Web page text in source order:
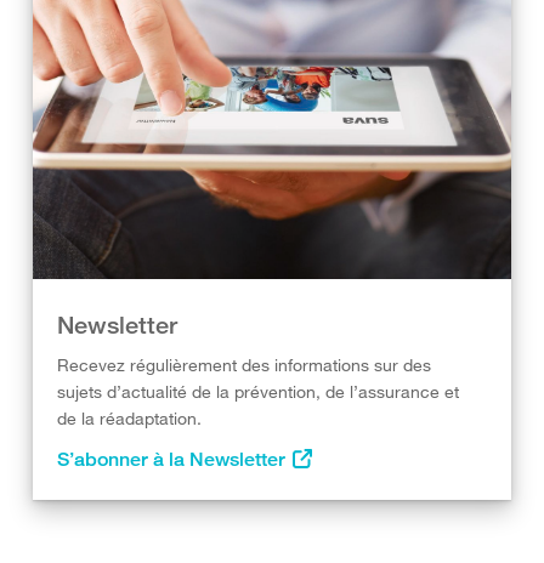
Newsletter
Recevez régulièrement des informations sur des
sujets d’actualité de la prévention, de l’assurance et
de la réadaptation.
S’abonner à la Newsletter